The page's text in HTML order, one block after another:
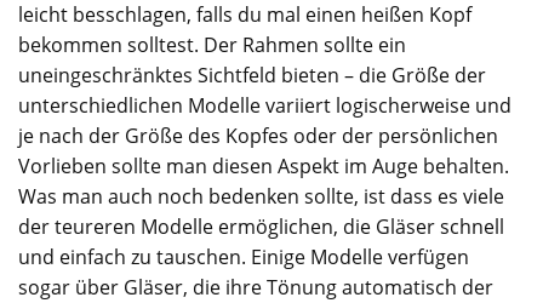
leicht besschlagen, falls du mal einen heißen Kopf
bekommen solltest. Der Rahmen sollte ein
uneingeschränktes Sichtfeld bieten – die Größe der
unterschiedlichen Modelle variiert logischerweise und
je nach der Größe des Kopfes oder der persönlichen
Vorlieben sollte man diesen Aspekt im Auge behalten.
Was man auch noch bedenken sollte, ist dass es viele
der teureren Modelle ermöglichen, die Gläser schnell
und einfach zu tauschen. Einige Modelle verfügen
sogar über Gläser, die ihre Tönung automatisch der